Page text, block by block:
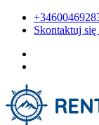
Skontaktuj się